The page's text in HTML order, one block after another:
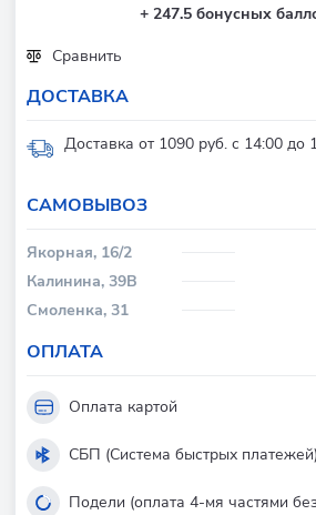
+ 247.5 бонусных
Сравнить
ДОСТАВКА
Доставка от 1090 руб. с 14:00 до
CАМОВЫВОЗ
Якорная, 16/2
Калинина, 39В
Смоленка, 31
ОПЛАТА
Оплата картой
СБП (Система быстрых платежей)
Подели (оплата 4-мя частями